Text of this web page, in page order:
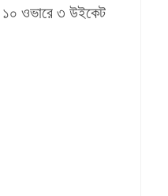
১০ ওভারে ৩ উইকেট